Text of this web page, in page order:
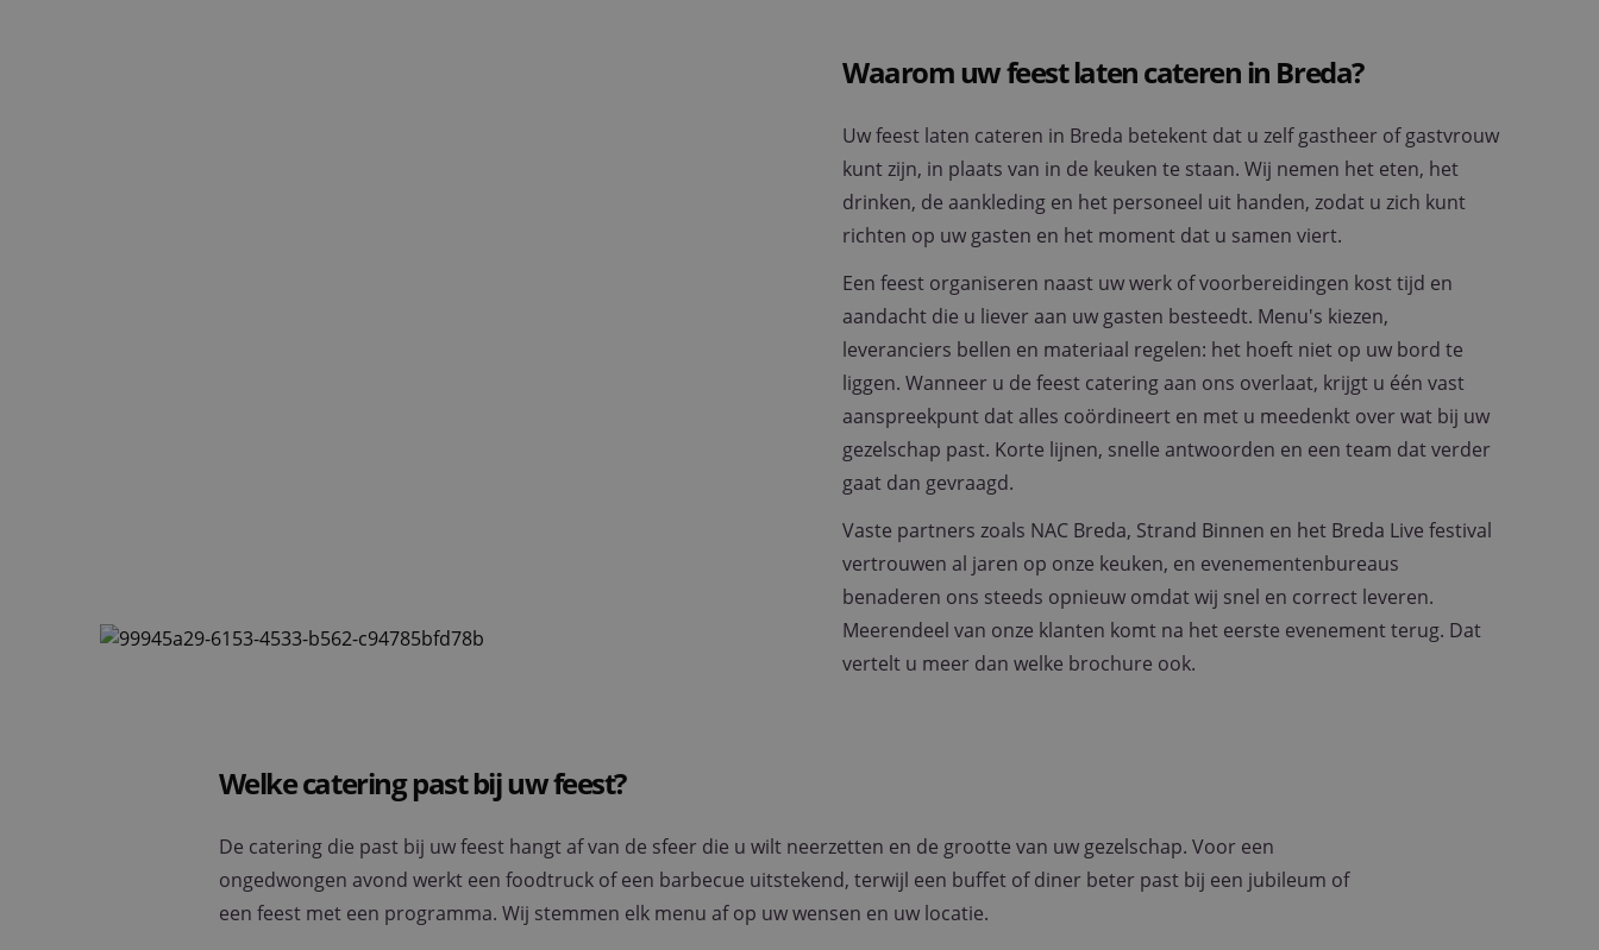
Waarom uw feest laten cateren in Breda?
Uw feest laten cateren in Breda betekent dat u zelf gastheer of gastvrouw
kunt zijn, in plaats van in de keuken te staan. Wij nemen het eten, het
drinken, de aankleding en het personeel uit handen, zodat u zich kunt
richten op uw gasten en het moment dat u samen viert.
Een feest organiseren naast uw werk of voorbereidingen kost tijd en
aandacht die u liever aan uw gasten besteedt. Menu's kiezen,
leveranciers bellen en materiaal regelen: het hoeft niet op uw bord te
liggen. Wanneer u de feest catering aan ons overlaat, krijgt u één vast
aanspreekpunt dat alles coördineert en met u meedenkt over wat bij uw
gezelschap past. Korte lijnen, snelle antwoorden en een team dat verder
gaat dan gevraagd.
Vaste partners zoals NAC Breda, Strand Binnen en het Breda Live festival
vertrouwen al jaren op onze keuken, en evenementenbureaus
benaderen ons steeds opnieuw omdat wij snel en correct leveren.
Meerendeel van onze klanten komt na het eerste evenement terug. Dat
vertelt u meer dan welke brochure ook.
Welke catering past bij uw feest?
De catering die past bij uw feest hangt af van de sfeer die u wilt neerzetten en de grootte van uw gezelschap. Voor een
ongedwongen avond werkt een foodtruck of een barbecue uitstekend, terwijl een buffet of diner beter past bij een jubileum of
een feest met een programma. Wij stemmen elk menu af op uw wensen en uw locatie.